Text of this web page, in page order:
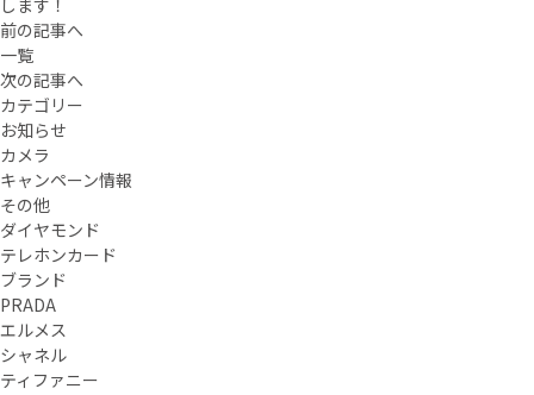
します！
前の記事へ
一覧
次の記事へ
カテゴリー
お知らせ
カメラ
キャンペーン情報
その他
ダイヤモンド
テレホンカード
ブランド
PRADA
エルメス
シャネル
ティファニー